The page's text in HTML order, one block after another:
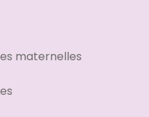
maternelles